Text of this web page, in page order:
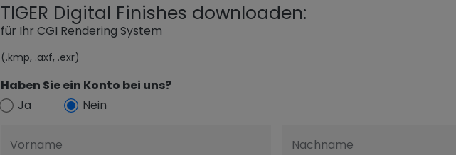
TIGER Digital Finishes downloaden:
für Ihr CGI Rendering System
(.kmp, .axf, .exr)
Haben Sie ein Konto bei uns?
Ja
Nein
Vorname Nachname